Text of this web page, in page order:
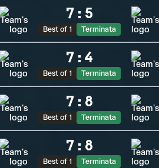
7 : 5
Best of 1 Terminata
7 : 4
Best of 1 Terminata
7 : 8
Best of 1 Terminata
7 : 8
Best of 1 Terminata